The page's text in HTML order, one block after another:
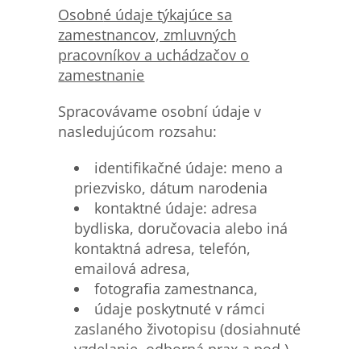
Osobné údaje týkajúce sa
zamestnancov, zmluvných
pracovníkov a uchádzačov o
zamestnanie
Spracovávame osobní údaje v
nasledujúcom rozsahu:
identifikačné údaje: meno a
priezvisko, dátum narodenia
kontaktné údaje: adresa
bydliska, doručovacia alebo iná
kontaktná adresa, telefón,
emailová adresa,
fotografia zamestnanca,
údaje poskytnuté v rámci
zaslaného životopisu (dosiahnuté